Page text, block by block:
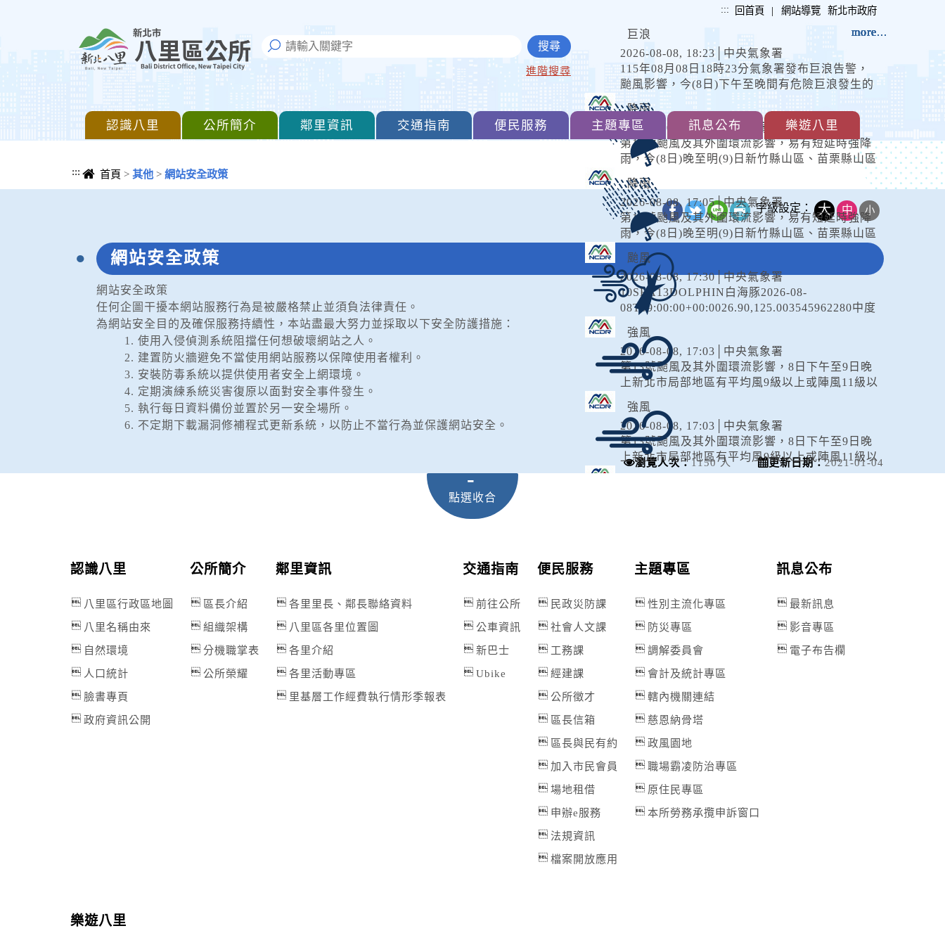
::: 回首頁 | 網站導覽 新北市政府
進階搜尋
巨浪
2026-08-08, 18:23│中央氣象署
115年08月08日18時23分氣象署發布巨浪告警，
颱風影響，今(8日)下午至晚間有危險巨浪發生的
機率。
more...
降雨
2026-08-08, 17:05│中央氣象署
第13號颱風及其外圍環流影響，易有短延時強降
雨，今(8日)晚至明(9)日新竹縣山區、苗栗縣山區
有局部豪雨或大豪雨，北海岸、臺北市山區、新
北市山區、桃園市山區、臺中市...
more...
降雨
2026-08-08, 17:05│中央氣象署
第13號颱風及其外圍環流影響，易有短延時強降
雨，今(8日)晚至明(9)日新竹縣山區、苗栗縣山區
北市山區、桃園市山區、臺中市...
more...
颱風
2026-08-08, 17:30│中央氣象署
10SEA13DOLPHIN白海豚2026-08-
08T09:00:00+00:0026.90,125.003545962280中度
09T09:00:00+00:0027.80,121.803038975220中度
颱風 白海豚（國際...
more...
強風
2026-08-08, 17:03│中央氣象署
第13號颱風及其外圍環流影響，8日下午至9日晚
上新北市局部地區有平均風9級以上或陣風11級以
市、新竹市、新竹縣、苗栗縣...
more...
強風
2026-08-08, 17:03│中央氣象署
第13號颱風及其外圍環流影響，8日下午至9日晚
上新北市局部地區有平均風9級以上或陣風11級以
上發生的機率(橙色燈號)，基隆市、臺北市、桃園
more...
more...
2026-08-08, 17:00│新北市政府
市轄橫移門、越堤道及堤外便道只出不進管制，
並於 18 時整執行橫移門、越堤道及堤外便道封閉
more...
開放路邊停車
2026-08-08, 17:00│新北市政府
交通局指出，橫移門周邊部分紅黃線開放停車路
段，包含新店溪流域、大漢溪右岸與左岸、淡水
河流域等處，部分為雙邊開放停車，部分為單
邊，詳洽新北市府官網。 交通局補充...
more...
開放路邊停車
2026-08-08, 17:00│新北市政府
颱風來襲，預計於 115 年 8 月 8 日 17 時整執行
並於 18 時整執行橫移門、越堤道及堤外便道封閉
作業；管制範圍為『二重疏...
more...
2026-08-08, 21:00│交通部公路局
新北市 八里區 台61線 0K+0~2K+0。受損狀況/管
more...
more...
more...
more...
認識八里 公所簡介 鄰里資訊 交通指南 便民服務 主題專區 訊息公布 樂遊八里
::: 首頁 > 其他> 網站安全政策
_
字級設定： 大 中 小
網站安全政策
網站安全政策
任何企圖干擾本網站服務行為是被嚴格禁止並須負法律責任。
為網站安全目的及確保服務持續性，本站盡最大努力並採取以下安全防護措施：
1. 使用入侵偵測系統阻擋任何想破壞網站之人。
2. 建置防火牆避免不當使用網站服務以保障使用者權利。
3. 安裝防毒系統以提供使用者安全上網環境。
4. 定期演練系統災害復原以面對安全事件發生。
5. 執行每日資料備份並置於另一安全場所。
6. 不定期下載漏洞修補程式更新系統，以防止不當行為並保護網站安全。
瀏覽人次：1150 人 更新日期：2021-01-04
認識八里
八里區行政區地圖
八里名稱由來
自然環境
人口統計
臉書專頁
政府資訊公開
公所簡介
區長介紹
組織架構
分機職掌表
公所榮耀
鄰里資訊
各里里長、鄰長聯絡資料
八里區各里位置圖
各里介紹
各里活動專區
里基層工作經費執行情形季報表
交通指南
前往公所
公車資訊
新巴士
Ubike
便民服務
民政災防課
社會人文課
工務課
經建課
公所徵才
區長信箱
區長與民有約
加入市民會員
場地租借
申辦e服務
法規資訊
檔案開放應用
主題專區
性別主流化專區
防災專區
調解委員會
會計及統計專區
轄內機關連結
慈恩納骨塔
政風園地
職場霸凌防治專區
原住民專區
本所勞務承攬申訴窗口
訊息公布
最新訊息
影音專區
電子布告欄
樂遊八里